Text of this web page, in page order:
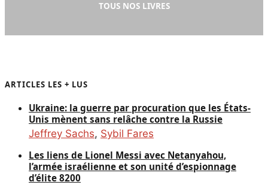
TOUS NOS LIVRES
ARTICLES LES + LUS
Ukraine: la guerre par procuration que les États-
Unis mènent sans relâche contre la Russie
Jeffrey Sachs, Sybil Fares
Les liens de Lionel Messi avec Netanyahou,
l’armée israélienne et son unité d’espionnage
d’élite 8200